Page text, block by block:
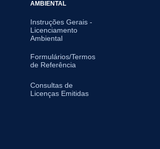
AMBIENTAL
Instruções Gerais -
Licenciamento
Ambiental
Formulários/Termos
de Referência
Consultas de
Licenças Emitidas